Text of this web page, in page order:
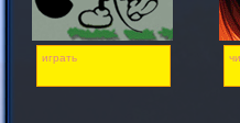
играть